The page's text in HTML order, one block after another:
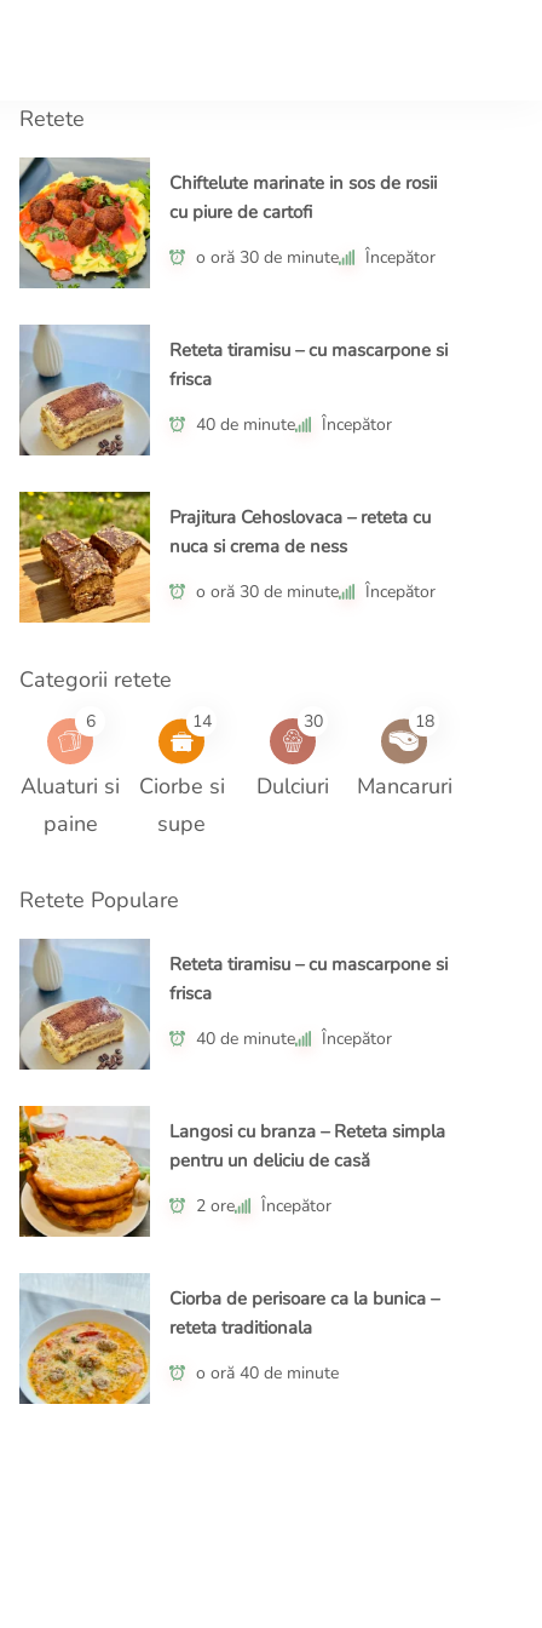
Retete
Chiftelute marinate in sos de rosii
cu piure de cartofi
o oră 30 de minute Începător
Reteta tiramisu – cu mascarpone si
frisca
40 de minute Începător
Prajitura Cehoslovaca – reteta cu
nuca si crema de ness
o oră 30 de minute Începător
Categorii retete
6
Aluaturi si
paine
14
Ciorbe si
supe
30
Dulciuri
18
Mancaruri
Retete Populare
Reteta tiramisu – cu mascarpone si
frisca
40 de minute Începător
Langosi cu branza – Reteta simpla
pentru un deliciu de casă
2 ore Începător
Ciorba de perisoare ca la bunica –
reteta traditionala
o oră 40 de minute